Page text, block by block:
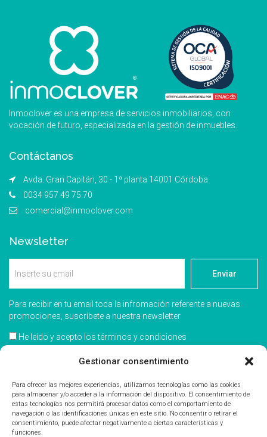
Gestionar consentimiento
Para ofrecer las mejores experiencias, utilizamos tecnologías como las cookies
para almacenar y/o acceder a la información del dispositivo. El consentimiento de
estas tecnologías nos permitirá procesar datos como el comportamiento de
navegación o las identificaciones únicas en este sitio. No consentir o retirar el
consentimiento, puede afectar negativamente a ciertas características y
funciones.
Inmoclover es una empresa de servicios inmobiliarios, con
vocación de futuro, especializada en la gestión de inmuebles.
Contáctanos
Avda. Gran Capitán, 30 - 1ª planta 14001 Córdoba
0034 957 49 75 70
comercial@inmoclover.com
Newsletter
Enviar
Para recibir en tu email toda la infromación referente a nuevas
promociones, suscríbete a nuestra newsletter
He leído y acepto los términos y condiciones
Acepto recibir información comercial